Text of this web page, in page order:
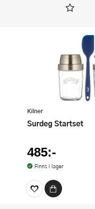
Kilner
Surdeg Startset
485:-
Finns i lager